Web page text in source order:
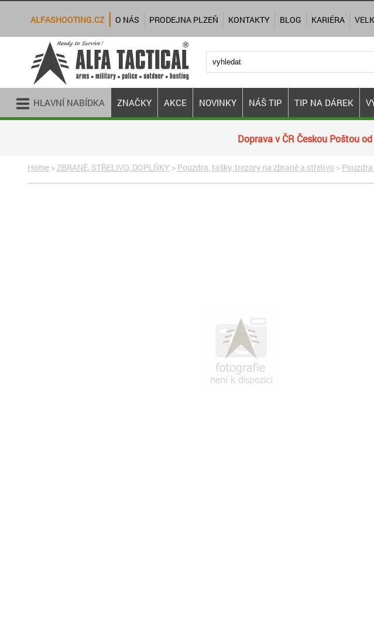
Doprava v ČR Českou Poštou
Home > ZBRANĚ, STŘELIVO, DOPLŇKY > Pouzdra, tašky, trezory na zbraně a střelivo >
HLAVNÍ NABÍDKA ZNAČKY AKCE NOVINKY NÁŠ TIP TIP NA DÁREK
ALFASHOOTING.CZ O NÁS PRODEJNA PLZEŇ KONTAKTY BLOG KARIÉRA